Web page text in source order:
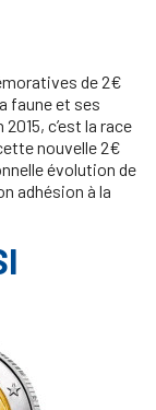
de 2€
faune et ses
c’est la race
nouvelle 2€
évolution de
adhésion à la